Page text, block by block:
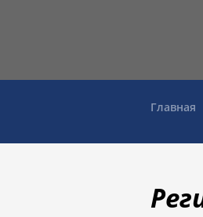
Главная